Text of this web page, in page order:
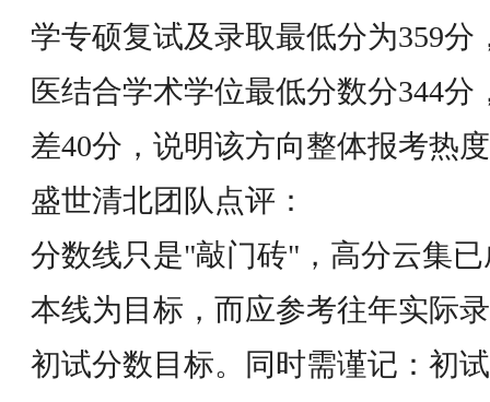
学专硕复试及录取最低分为359分
医结合学术学位最低分数分344分
差40分，说明该方向整体报考热
盛世清北团队点评：
分数线只是"敲门砖"，高分云集
本线为目标，而应参考往年实际
初试分数目标。同时需谨记：初